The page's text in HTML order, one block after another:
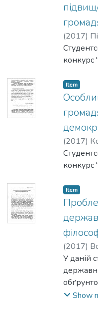
(2017)
конкурс
Item
(2017)
конкурс
Item
(2017)
У даній
форми
Show